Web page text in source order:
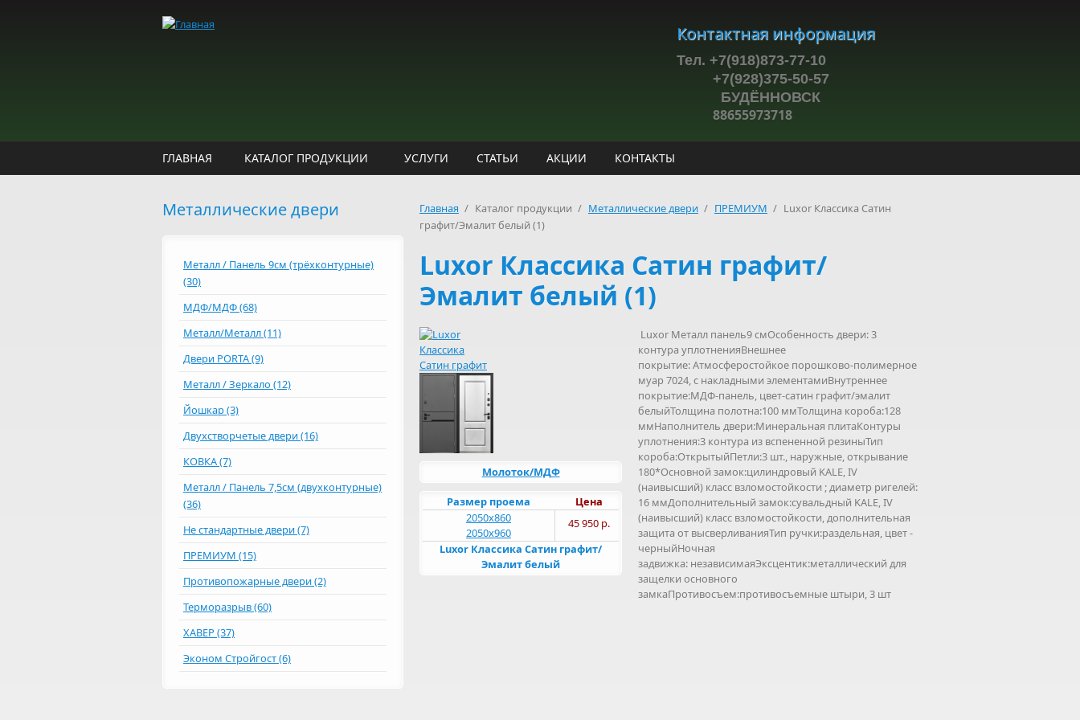
Контактная информация
Тел. +7(918)873-77-10
+7(928)375-50-57
БУДЁННОВСК
88655973718
ГЛАВНАЯ КАТАЛОГ ПРОДУКЦИИ УСЛУГИ СТАТЬИ АКЦИИ КОНТАКТЫ
Металлические двери
Металл / Панель 9см (трёхконтурные)
(30)
МДФ/МДФ (68)
Металл/Металл (11)
Двери PORTA (9)
Металл / Зеркало (12)
Йошкар (3)
Двухстворчетые двери (16)
КОВКА (7)
Металл / Панель 7,5см (двухконтурные)
(36)
Не стандартные двери (7)
ПРЕМИУМ (15)
Противопожарные двери (2)
Терморазрыв (60)
ХАВЕР (37)
Эконом Стройгост (6)
Главная / Каталог продукции / Металлические двери / ПРЕМИУМ / Luxor Классика Сатин
графит/Эмалит белый (1)
Luxor Классика Сатин графит/
Эмалит белый (1)
Молоток/МДФ
Цена
Размер проема
45 950 р.
2050х860
2050х960
Luxor Классика Сатин графит/
Эмалит белый
Luxor Металл панель9 смОсобенность двери: 3
контура уплотненияВнешнее
покрытие: Атмосферостойкое порошково-полимерное
муар 7024, с накладными элементамиВнутреннее
покрытие:МДФ-панель, цвет-сатин графит/эмалит
белыйТолщина полотна:100 ммТолщина короба:128
ммНаполнитель двери:Минеральная плитаКонтуры
уплотнения:3 контура из вспененной резиныТип
короба:ОткрытыйПетли:3 шт., наружные, открывание
180*Основной замок:цилиндровый KALE, IV
(наивысший) класс взломостойкости ; диаметр ригелей:
16 ммДополнительный замок:сувальдный KALE, IV
(наивысший) класс взломостойкости, дополнительная
защита от высверливанияТип ручки:раздельная, цвет -
черныйНочная
задвижка: независимаяЭксцентик:металлический для
защелки основного
замкаПротивосъем:противосъемные штыри, 3 шт